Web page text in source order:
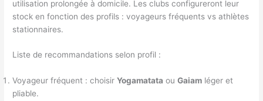
utilisation prolongée à domicile. Les clubs configureront leur
stock en fonction des profils : voyageurs fréquents vs athlètes
stationnaires.
Liste de recommandations selon profil :
Voyageur fréquent : choisirYogamatata ouGaiam léger et
pliable.